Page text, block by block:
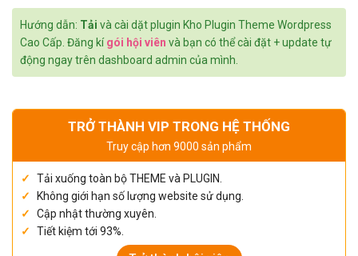
Hướng dẫn: Tải và cài dặt plugin Kho Plugin Theme Wordpress
Cao Cấp. Đăng kígói hội viên và bạn có thể cài đặt + update tự
động ngay trên dashboard admin của mình.
TRỞ THÀNH VIP TRONG HỆ THỐNG
Truy cập hơn 9000 sản phẩm
Tải xuống toàn bộ THEME và PLUGIN.
Không giới hạn số lượng website sử dụng.
Cập nhật thường xuyên.
Tiết kiệm tới 93%.